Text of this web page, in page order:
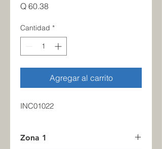
Q 60.38Precio
Cantidad *
Agregar al carrito
INC01022
Zona 1